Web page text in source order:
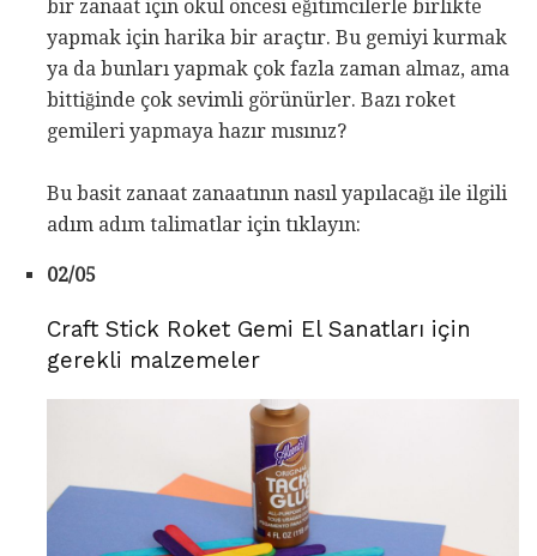
bir zanaat için okul öncesi eğitimcilerle birlikte
yapmak için harika bir araçtır. Bu gemiyi kurmak
ya da bunları yapmak çok fazla zaman almaz, ama
bittiğinde çok sevimli görünürler. Bazı roket
gemileri yapmaya hazır mısınız?
Bu basit zanaat zanaatının nasıl yapılacağı ile ilgili
adım adım talimatlar için tıklayın:
02/05
Craft Stick Roket Gemi El Sanatları için
gerekli malzemeler